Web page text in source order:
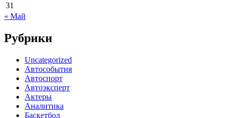
31
« Май
Рубрики
Uncategorized
Автособытия
Автоспорт
Автоэксперт
Актеры
Аналитика
Баскетбол